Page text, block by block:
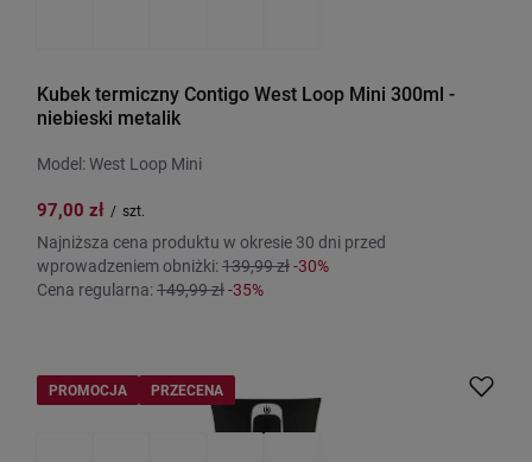
Kubek termiczny Contigo West Loop Mini 300ml -
niebieski metalik
Model: West Loop Mini
97,00 zł / szt.
Najniższa cena produktu w okresie 30 dni przed
wprowadzeniem obniżki:139,99 zł-30%
Cena regularna:149,99 zł-35%
PROMOCJA PRZECENA